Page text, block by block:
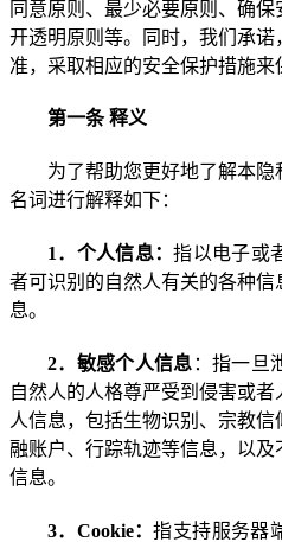
同意原则、最少必要原则、确
开透明原则等。同时，我们承
准，采取相应的安全保护措施来
第一条 释义
为了帮助您更好地了解本
名词进行解释如下：
1 ．个人信息：指以电子或
者可识别的自然人有关的各种
息。
2．敏感个人信息 ：指一旦
自然人的人格尊严受到侵害或
人信息，包括生物识别、宗教
融账户、行踪轨迹等信息，以
信息。
3． Cookie：指支持服务器